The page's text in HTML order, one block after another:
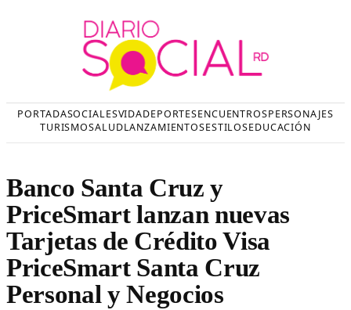
PORTADASOCIALESVIDADEPORTESENCUENTROSPERSONAJES
TURISMOSALUDLANZAMIENTOSESTILOSEDUCACIÓN
Banco Santa Cruz y
PriceSmart lanzan nuevas
Tarjetas de Crédito Visa
PriceSmart Santa Cruz
Personal y Negocios